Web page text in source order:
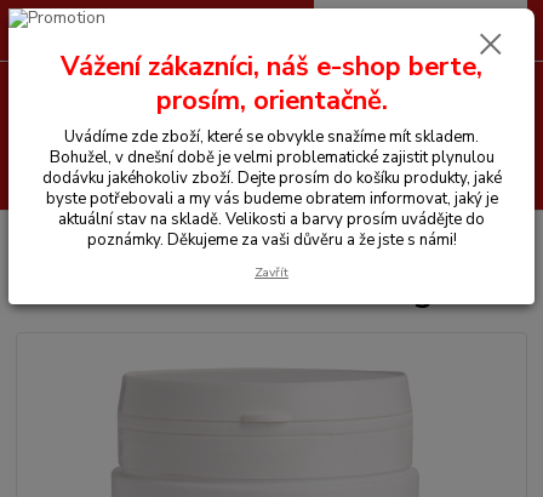
Hledat
+420 605 255 500 0 Kč
Vitamíny a krmiva pro koně Nutri Horse Vitamin C 500g
Nutri Horse Vitamin C 500g
Vážení zákazníci, náš e-shop berte,
prosím, orientačně.
Uvádíme zde zboží, které se obvykle snažíme mít skladem.
Bohužel, v dnešní době je velmi problematické zajistit plynulou
dodávku jakéhokoliv zboží. Dejte prosím do košíku produkty, jaké
byste potřebovali a my vás budeme obratem informovat, jaký je
aktuální stav na skladě. Velikosti a barvy prosím uvádějte do
poznámky. Děkujeme za vaši důvěru a že jste s námi!
Zavřít